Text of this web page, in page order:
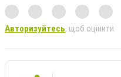
Авторизуйтесь, щоб оцінити